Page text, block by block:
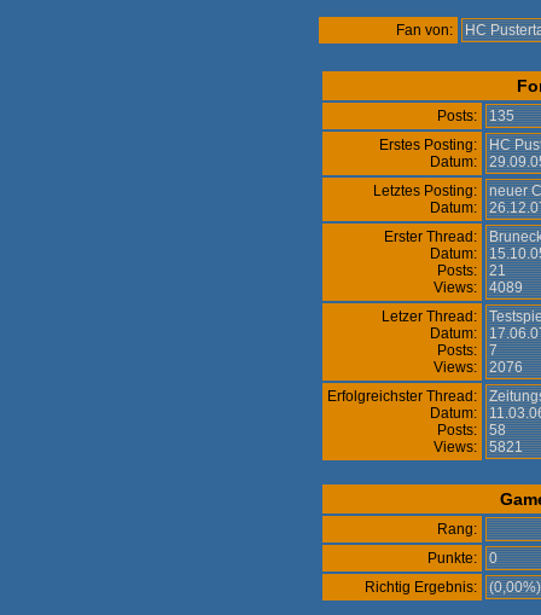
Fan von: HC
Posts:
135
Erstes Posting:
Datum:
HC
Letztes Posting:
Datum:
neuer
Erster Thread:
Datum:
Posts:
Views:
21
4089
Letzer Thread:
Datum:
Posts:
Views:
7
2076
Erfolgreichster Thread:
Datum:
Posts:
Views:
58
5821
Rang:
Punkte:
0
Richtig Ergebnis: